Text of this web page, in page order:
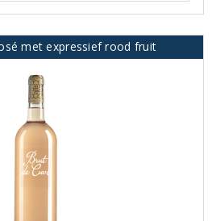
met expressief rood fruit